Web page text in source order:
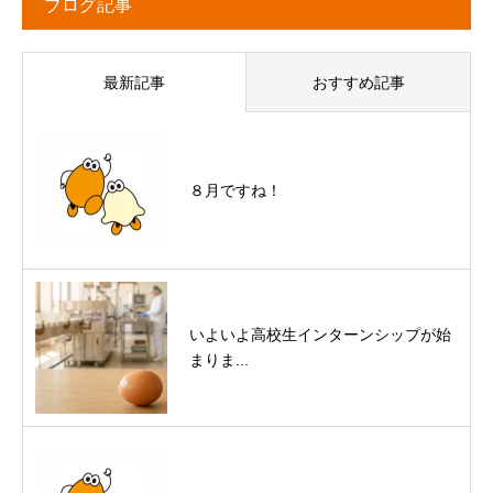
ブログ記事
最新記事 おすすめ記事
８月ですね！
いよいよ高校生インターンシップが始
まりま...